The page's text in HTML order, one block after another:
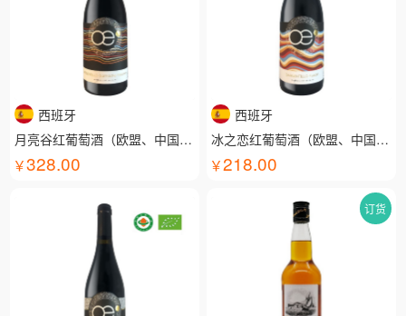
西班牙
月亮谷红葡萄酒（欧盟、中国有机认证）
328.00
西班牙
冰之恋红葡萄酒（欧盟、中国有机认证）
218.00
订货